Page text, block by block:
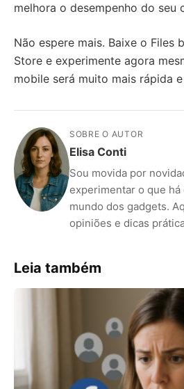
melhora o desempenho do seu
Não espere mais. Baixe o Files
Store e experimente agora
mobile será muito mais rápida
SOBRE O AUTOR
Elisa Conti
Sou movida por
experimentar o que
mundo dos gadgets.
opiniões e dicas
Leia também